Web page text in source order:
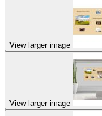
View larger image
View larger image